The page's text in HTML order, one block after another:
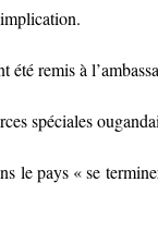
remis à
spéciales
pays « se